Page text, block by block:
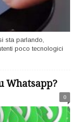
sta parlando,
poco tecnologici
Whatsapp?
0